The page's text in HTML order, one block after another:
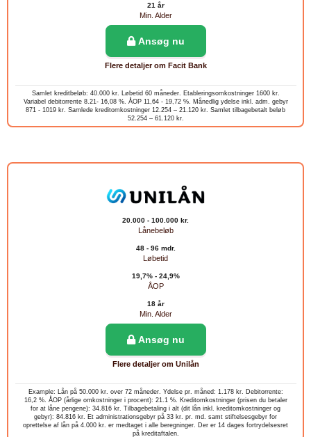
21 år
Min. Alder
Ansøg nu
Flere detaljer om Facit Bank
Samlet kreditbeløb: 40.000 kr. Løbetid 60 måneder. Etableringsomkostninger 1600 kr.
Variabel debitorrente 8.21- 16,08 %. ÅOP 11,64 - 19,72 %. Månedlig ydelse inkl. adm. gebyr
871 - 1019 kr. Samlede kreditomkostninger 12.254 – 21.120 kr. Samlet tilbagebetalt beløb
52.254 – 61.120 kr.
20.000 - 100.000 kr.
Lånebeløb
48 - 96 mdr.
Løbetid
19,7% - 24,9%
ÅOP
18 år
Min. Alder
Ansøg nu
Flere detaljer om Unilån
Example: Lån på 50.000 kr. over 72 måneder. Ydelse pr. måned: 1.178 kr. Debitorrente:
16,2 %. ÅOP (årlige omkostninger i procent): 21.1 %. Kreditomkostninger (prisen du betaler
for at låne pengene): 34.816 kr. Tilbagebetaling i alt (dit lån inkl. kreditomkostninger og
gebyr): 84.816 kr. Et administrationsgebyr på 33 kr. pr. md. samt stiftelsesgebyr for
oprettelse af lån på 4.000 kr. er medtaget i alle beregninger. Der er 14 dages fortrydelsesret
på kreditaftalen.